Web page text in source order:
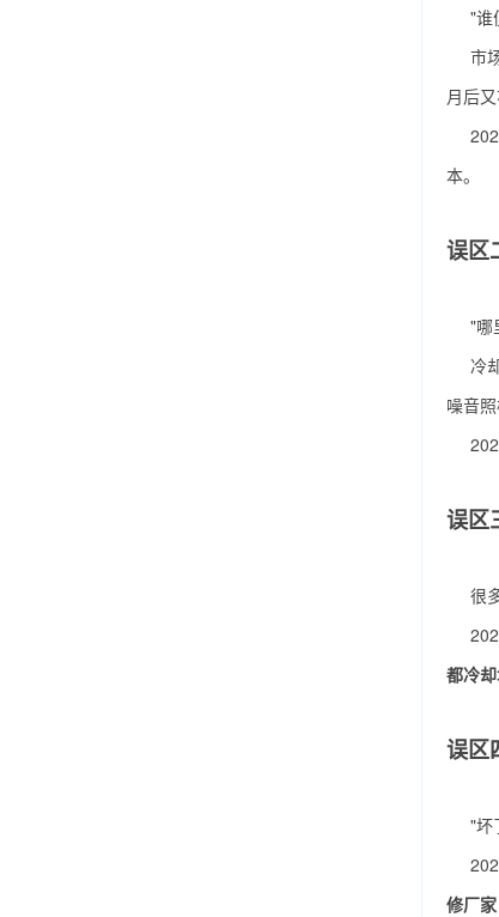
"谁
市
月后
本。
误区
"哪
冷
噪音照
误区
很
都冷
误区
"坏
修厂家